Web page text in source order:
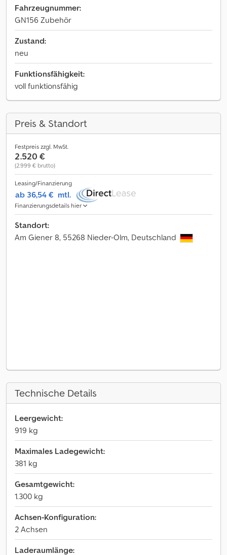
Fahrzeugnummer:
GN156 Zubehör
Zustand:
neu
Funktionsfähigkeit:
voll funktionsfähig
Preis & Standort
Festpreis zzgl. MwSt.
2.520 €
(2.999 € brutto)
Leasing/Finanzierung
ab 36,54 € mtl.
Finanzierungsdetails hier
Standort:
Am Giener 8, 55268 Nieder-Olm, Deutschland
Technische Details
Leergewicht:
919 kg
Maximales Ladegewicht:
381 kg
Gesamtgewicht:
1.300 kg
Achsen-Konfiguration:
2 Achsen
Laderaumlänge: